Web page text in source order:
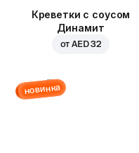
Креветки с соусом
Динамит
отAED 32
новинка